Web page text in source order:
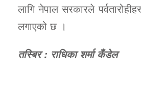
लागि नेपाल सरकारले
लगाएको छ ।
तस्बिर : राधिका शर्मा कँडेल